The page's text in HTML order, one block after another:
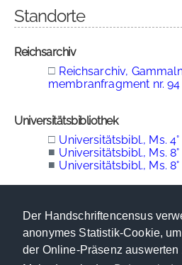
Der Handschriftencensus
anonymes Statistik-Cookie,
der Online-Präsenz auswerten
Standorte
Reichsarchiv
□ Reichsarchiv,
membranfragment nr. 94
Universitätsbibliothek
□ Universitätsbibl., Ms.
■ Universitätsbibl., Ms.
■ Universitätsbibl., Ms. 8°